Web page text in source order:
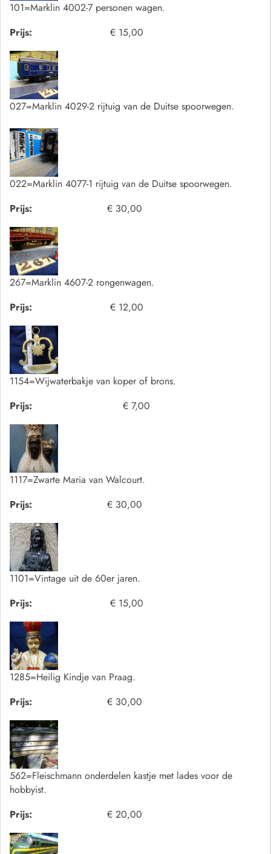
101=Marklin 4002-7 personen wagen.
Prijs:
€ 15,00
027=Marklin 4029-2 rijtuig van de Duitse spoorwegen.
022=Marklin 4077-1 rijtuig van de Duitse spoorwegen.
Prijs:
€ 30,00
267=Marklin 4607-2 rongenwagen.
Prijs:
€ 12,00
1154=Wijwaterbakje van koper of brons.
Prijs:
€ 7,00
1117=Zwarte Maria van Walcourt.
Prijs:
€ 30,00
1101=Vintage uit de 60er jaren.
Prijs:
€ 15,00
1285=Heilig Kindje van Praag.
Prijs:
€ 30,00
562=Fleischmann onderdelen kastje met lades voor de
hobbyist.
Prijs:
€ 20,00